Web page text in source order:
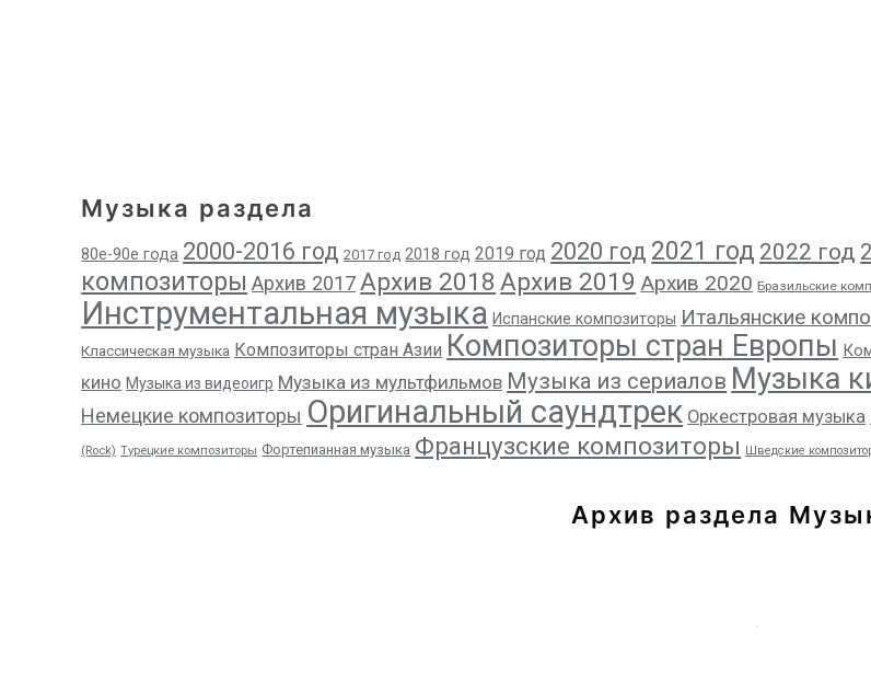
Музыка раздела
80е-90е года 2000-2016 год 2017 год 2018 год 2019 год 2020 год 2021 год 2022 год
композиторы Архив 2017Архив 2018 Архив 2019 Архив 2020 Бразильские
Инструментальная музыка Испанские композиторы Итальянские
Классическая музыка Композиторы стран Азии Композиторы стран Европы
кино Музыка из видеоигр Музыка из мультфильмов Музыка из сериалов Музыка
Немецкие композиторы Оригинальный саундтрек Оркестровая музыка
(Rock) Турецкие композиторы Фортепианная музыка Французские композиторы Шведские
Архив раздела